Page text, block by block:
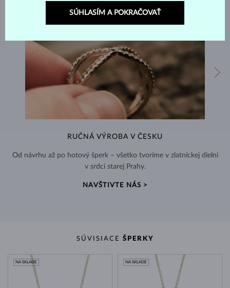
RUČNÁ VÝROBA V ČESKU
Od návrhu až po hotový šperk – všetko tvoríme v zlatníckej dielni
v srdci starej Prahy.
NAVŠTIVTE NÁS >
SÚVISIACE ŠPERKY
NA SKLADE NA SKLADE
SÚHLASÍM A POKRAČOVAŤ